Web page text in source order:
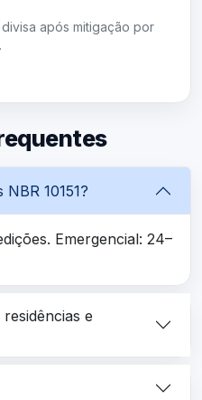
após mitigação por
10151?
Emergencial: 24–
e